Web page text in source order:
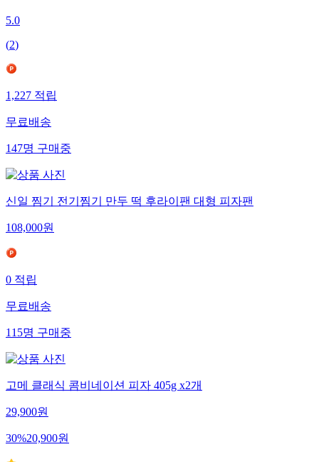
5.0
(2)
1,227적립
무료배송
147명구매중
신일 찜기 전기찜기 만두 떡 후라이팬 대형 피자팬
108,000원
0적립
무료배송
115명구매중
고메 클래식 콤비네이션 피자 405g x2개
29,900원
30%20,900원